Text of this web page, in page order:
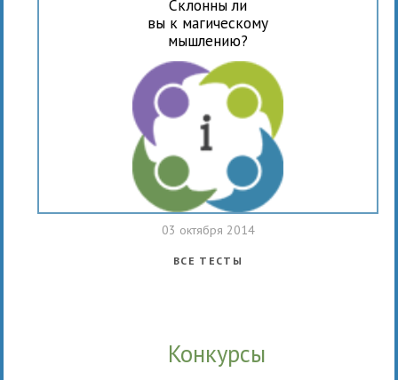
Склонны ли
вы к магическому
мышлению?
03 октября 2014
ВСЕ ТЕСТЫ
Конкурсы